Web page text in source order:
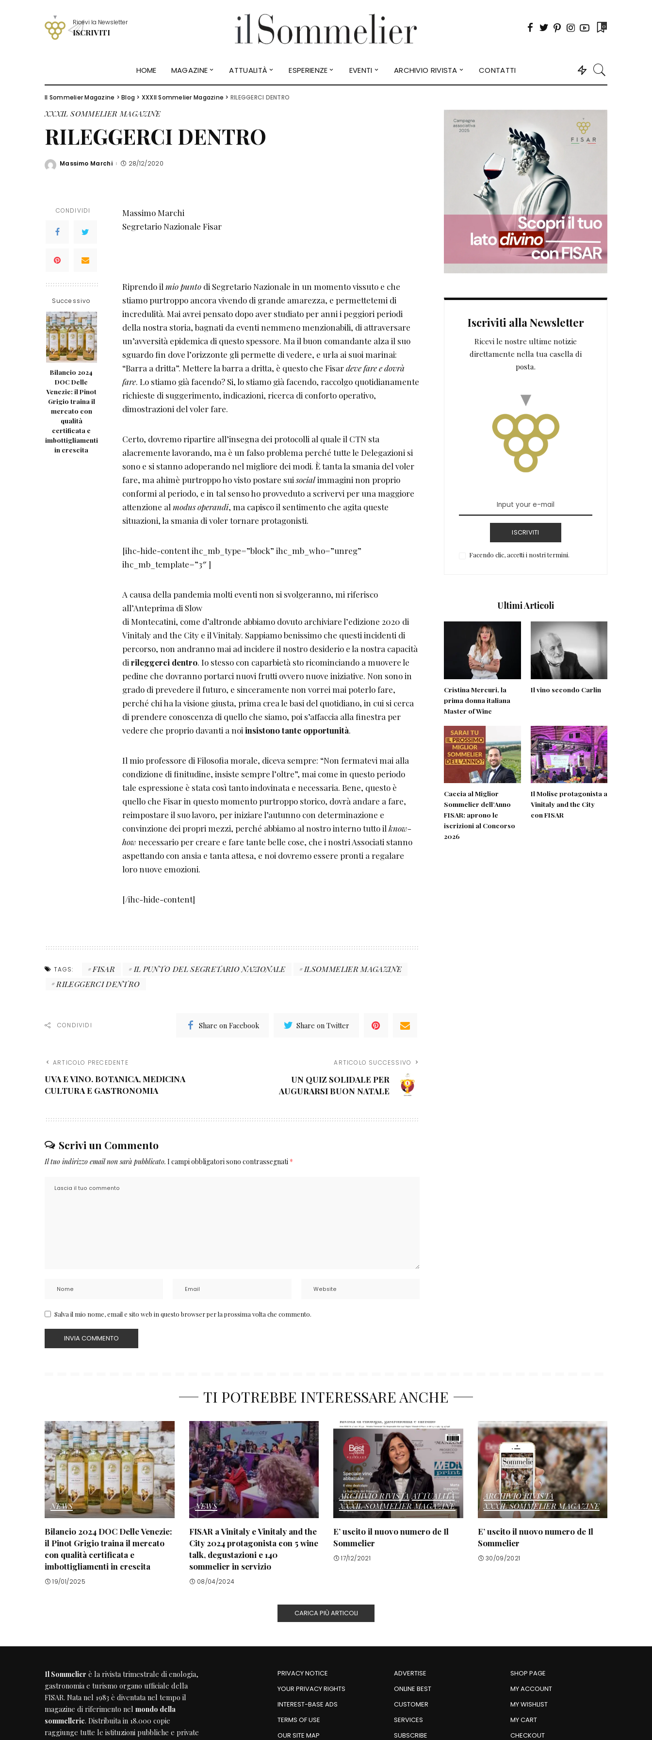
Ricevi la Newsletter
ISCRIVITI
0
HOME MAGAZINE ATTUALITÀ ESPERIENZE EVENTI ARCHIVIO RIVISTA CONTATTI
Il Sommelier Magazine >Blog > XXXIl Sommelier Magazine > RILEGGERCI DENTRO
XXXIL SOMMELIER MAGAZINE
RILEGGERCI DENTRO
Posted
Massimo Marchi 28/12/2020
CONDIVIDI
Successivo
Bilancio 2024
DOC Delle
Venezie: il Pinot
Grigio traina il
mercato con
qualità
certificata e
imbottigliamenti
in crescita
Massimo Marchi
Segretario Nazionale Fisar
Riprendo il mio punto di Segretario Nazionale in un momento vissuto e che
stiamo purtroppo ancora vivendo di grande amarezza, e permettetemi di
incredulità. Mai avrei pensato dopo aver studiato per anni i peggiori periodi
della nostra storia, bagnati da eventi nemmeno menzionabili, di attraversare
un’avversità epidemica di questo spessore. Ma il buon comandante alza il suo
sguardo fin dove l’orizzonte gli permette di vedere, e urla ai suoi marinai:
“Barra a dritta”. Mettere la barra a dritta, è questo che Fisardeve fare e dovrà
fare. Lo stiamo già facendo? Si, lo stiamo già facendo, raccolgo quotidianamente
richieste di suggerimento, indicazioni, ricerca di conforto operativo,
dimostrazioni del voler fare.
Certo, dovremo ripartire all’insegna dei protocolli al quale il CTN sta
alacremente lavorando, ma è un falso problema perché tutte le Delegazioni si
sono e si stanno adoperando nel migliore dei modi. È tanta la smania del voler
fare, ma ahimè purtroppo ho visto postare suisocialimmagini non proprio
conformi al periodo, e in tal senso ho provveduto a scrivervi per una maggiore
attenzione al modus operandi, ma capisco il sentimento che agita queste
situazioni, la smania di voler tornare protagonisti.
[ihc-hide-content ihc_mb_type=”block” ihc_mb_who=”unreg”
ihc_mb_template=”3″ ]
A causa della pandemia molti eventi non si svolgeranno, mi riferisco
all’Anteprima di Slow
di Montecatini, come d’altronde abbiamo dovuto archiviare l’edizione 2020 di
Vinitaly and the City e il Vinitaly. Sappiamo benissimo che questi incidenti di
percorso, non andranno mai ad incidere il nostro desiderio e la nostra capacità
di rileggerci dentro. Io stesso con caparbietà sto ricominciando a muovere le
pedine che dovranno portarci nuovi frutti ovvero nuove iniziative. Non sono in
grado di prevedere il futuro, e sinceramente non vorrei mai poterlo fare,
perché chi ha la visione giusta, prima crea le basi del quotidiano, in cui si cerca
di prendere conoscenza di quello che siamo, poi s’affaccia alla finestra per
vedere che proprio davanti a noi insistono tante opportunità.
Il mio professore di Filosofia morale, diceva sempre: “Non fermatevi mai alla
condizione di finitudine, insiste sempre l’oltre”, mai come in questo periodo
tale espressione è stata così tanto indovinata e necessaria. Bene, questo è
quello che Fisar in questo momento purtroppo storico, dovrà andare a fare,
reimpostare il suo lavoro, per iniziare l’autunno con determinazione e
convinzione dei propri mezzi, perché abbiamo al nostro interno tutto il know-
how necessario per creare e fare tante belle cose, che i nostri Associati stanno
aspettando con ansia e tanta attesa, e noi dovremo essere pronti a regalare
loro nuove emozioni.
[/ihc-hide-content]
TAGS: FISAR IL PUNTO DEL SEGRETARIO NAZIONALE
ILSOMMELIER MAGAZINE
RILEGGERCI DENTRO
CONDIVIDI Share on Facebook Share on Twitter
ARTICOLO PRECEDENTE
UVA E VINO. BOTANICA, MEDICINA
CULTURA E GASTRONOMIA
ARTICOLO SUCCESSIVO
UN QUIZ SOLIDALE PER
AUGURARSI BUON NATALE
Scrivi un Commento
Il tuo indirizzo email non sarà pubblicato. I campi obbligatori sono contrassegnati *
Salva il mio nome, email e sito web in questo browser per la prossima volta che commento.
Iscriviti alla Newsletter
Ricevi le nostre ultime notizie
direttamente nella tua casella di
posta.
ISCRIVITI
Facendo clic, accetti i nostri termini.
Ultimi Articoli
Cristina Mercuri, la
prima donna italiana
Master of Wine
Il vino secondo Carlin
Caccia al Miglior
Sommelier dell’Anno
FISAR: aprono le
iscrizioni al Concorso
2026
Il Molise protagonista a
Vinitaly and the City
con FISAR
TI POTREBBE INTERESSARE ANCHE
NEWS
Bilancio 2024 DOC Delle Venezie:
il Pinot Grigio traina il mercato
con qualità certificata e
imbottigliamenti in crescita
19/01/2025
NEWS
FISAR a Vinitaly e Vinitaly and the
City 2024 protagonista con 5 wine
talk, degustazioni e 140
sommelier in servizio
08/04/2024
ARCHIVIO RIVISTA ATTUALITÀ
XXXIL SOMMELIER MAGAZINE
E’ uscito il nuovo numero de Il
Sommelier
17/12/2021
ARCHIVIO RIVISTA
XXXIL SOMMELIER MAGAZINE
E’ uscito il nuovo numero de Il
Sommelier
30/09/2021
CARICA PIÙ ARTICOLI
Il Sommelier è la rivista trimestrale di enologia,
gastronomia e turismo organo ufficiale della
FISAR. Nata nel 1983 è diventata nel tempo il
magazine di riferimento nel mondo della
sommellerie. Distribuita in 18.000 copie
raggiunge tutte le istituzioni pubbliche e private
PRIVACY NOTICE
YOUR PRIVACY RIGHTS
INTEREST-BASE ADS
TERMS OF USE
OUR SITE MAP
ADVERTISE
ONLINE BEST
CUSTOMER
SERVICES
SUBSCRIBE
SHOP PAGE
MY ACCOUNT
MY WISHLIST
MY CART
CHECKOUT